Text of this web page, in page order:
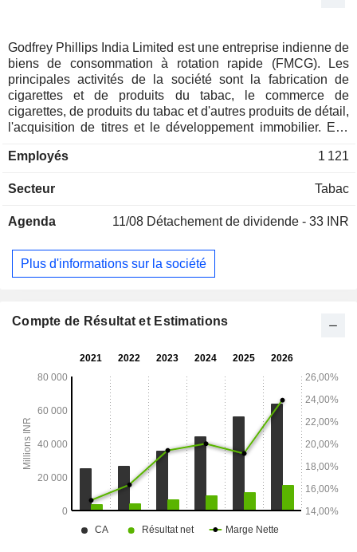
Godfrey Phillips India Limited est une entreprise indienne de
biens de consommation à rotation rapide (FMCG). Les
principales activités de la société sont la fabrication de
cigarettes et de produits du tabac, le commerce de
cigarettes, de produits du tabac et d'autres produits de détail,
l'acquisition de titres et le développement immobilier. Elle
dans le commerce du tabac non manufacturé. Ses segments
connexes, la vente au détail et les produits connexes, et
Square, Red and White, Cavanders, Stellar, Focus,
distribue également la marque Marlboro, dans le cadre d'un
accord de licence avec Philip Morris. Son point de vente,
dans les régions de Delhi NCR, du Punjab et du Telangana.
Employés 1 121
Secteur Tabac
Agenda 11/08 Détachement de dividende - 33 INR
Plus d'informations sur la société
Compte de Résultat et Estimations